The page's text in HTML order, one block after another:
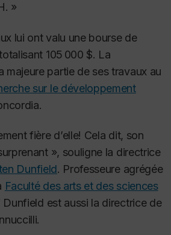
»
lui ont valu une bourse de
105 000 $. La
majeure partie de ses travaux au
sur le développement
fière d’elle! Cela dit, son
», souligne la directrice
Dunfield. Professeure agrégée
Faculté des arts et des sciences
Dunfield est aussi la directrice de